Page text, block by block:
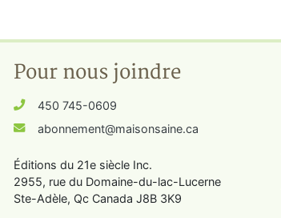
Pour nous joindre
450 745-0609
abonnement@maisonsaine.ca
Éditions du 21e siècle Inc.
2955, rue du Domaine-du-lac-Lucerne
Ste-Adèle, Qc Canada J8B 3K9